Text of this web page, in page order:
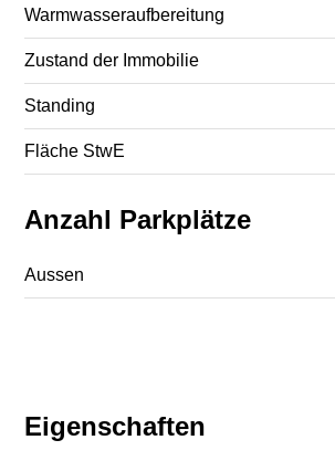
Eigenschaften
Warmwasseraufbereitung
Zustand der Immobilie
Standing
Fläche StwE
Anzahl Parkplätze
Aussen